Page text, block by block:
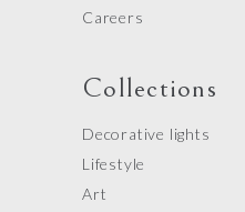
Careers
Collections
Decorative lights
Lifestyle
Art